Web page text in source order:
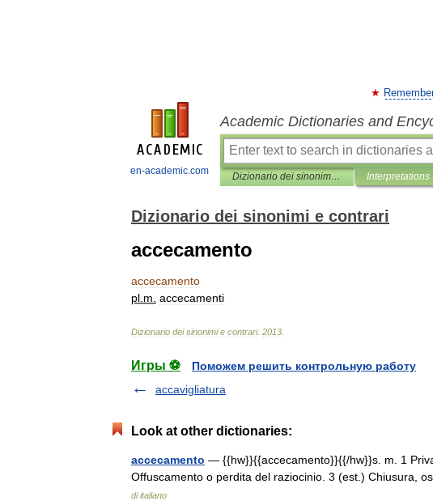
en-academic.com
Academic Dictionaries and
Dizionario dei sinonimi e contrari Interpretations
Dizionario dei sinonimi e contrari
accecamento
accecamento
pl m accecamenti
Dizionario dei sinonimi e contrari. 2013
Игры ⚽
Поможем решить контрольную работу
accavigliatura
Look at other dictionaries:
accecamento — {{hw}}{{accecamento}}{{/hw}}s. m. 1
Offuscamento o perdita del raziocinio. 3 (est.) Chiusura,
di italiano